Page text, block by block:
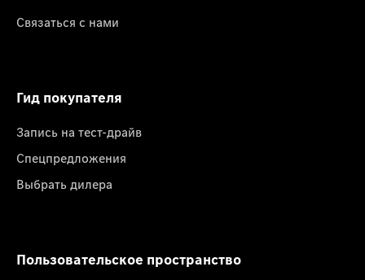
Связаться с нами
Гид покупателя
Запись на тест-драйв
Спецпредложения
Выбрать дилера
Пользовательское пространство